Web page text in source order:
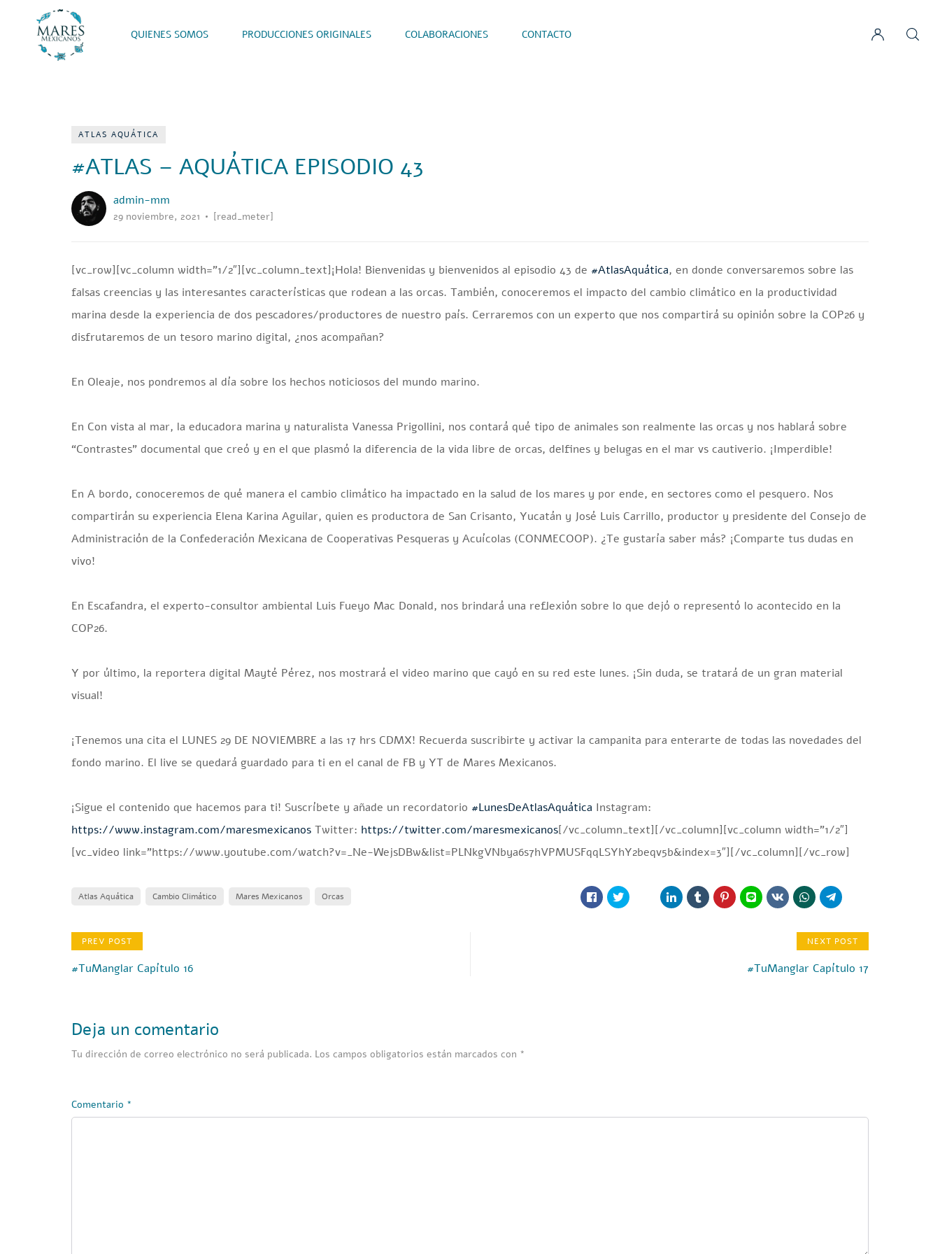
QUIENES SOMOS PRODUCCIONES ORIGINALES COLABORACIONES CONTACTO
ATLAS AQUÁTICA
#ATLAS – AQUÁTICA EPISODIO 43
admin-mm
29 noviembre, 2021 [read_meter]
[vc_row][vc_column width=”1/2″][vc_column_text]️¡Hola! Bienvenidas y bienvenidos al episodio 43 de #AtlasAquática, en donde conversaremos sobre las
falsas creencias y las interesantes características que rodean a las orcas. También, conoceremos el impacto del cambio climático en la productividad
marina desde la experiencia de dos pescadores/productores de nuestro país. Cerraremos con un experto que nos compartirá su opinión sobre la COP26 y
disfrutaremos de un tesoro marino digital, ¿nos acompañan?
En Oleaje, nos pondremos al día sobre los hechos noticiosos del mundo marino.
En Con vista al mar, la educadora marina y naturalista Vanessa Prigollini, nos contará qué tipo de animales son realmente las orcas y nos hablará sobre
“Contrastes” documental que creó y en el que plasmó la diferencia de la vida libre de orcas, delfines y belugas en el mar vs cautiverio. ¡Imperdible! ️
En A bordo, conoceremos de qué manera el cambio climático ha impactado en la salud de los mares y por ende, en sectores como el pesquero. Nos
compartirán su experiencia Elena Karina Aguilar, quien es productora de San Crisanto, Yucatán y José Luis Carrillo, productor y presidente del Consejo de
Administración de la Confederación Mexicana de Cooperativas Pesqueras y Acuícolas (CONMECOOP). ¿Te gustaría saber más? ¡Comparte tus dudas en
vivo! ️
En Escafandra, el experto-consultor ambiental Luis Fueyo Mac Donald, nos brindará una reflexión sobre lo que dejó o representó lo acontecido en la
COP26. ️
Y por último, la reportera digital Mayté Pérez, nos mostrará el video marino que cayó en su red este lunes. ¡Sin duda, se tratará de un gran material
visual!
¡Tenemos una cita el LUNES 29 DE NOVIEMBRE a las 17 hrs CDMX! Recuerda suscribirte y activar la campanita para enterarte de todas las novedades del
fondo marino. El live se quedará guardado para ti en el canal de FB y YT de Mares Mexicanos.
¡Sigue el contenido que hacemos para ti! Suscríbete y añade un recordatorio #LunesDeAtlasAquática Instagram:
https://www.instagram.com/maresmexicanos Twitter: https://twitter.com/maresmexicanos[/vc_column_text][/vc_column][vc_column width=”1/2″]
[vc_video link=”https://www.youtube.com/watch?v=_Ne-WejsDBw&list=PLNkgVNbya6s7hVPMUSFqqLSYhY2beqv5b&index=3″][/vc_column][/vc_row]
Atlas Aquática Cambio Climático Mares Mexicanos Orcas
PREV POST
#TuManglar Capítulo 16
NEXT POST
#TuManglar Capítulo 17
Deja un comentario
Tu dirección de correo electrónico no será publicada. Los campos obligatorios están marcados con *
Comentario *